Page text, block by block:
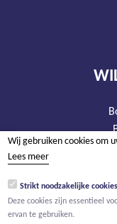
Wij gebruiken cookies om
Lees meer
Strikt noodzakelijke cookies
Deze cookies zijn essentieel
ervan te gebruiken.